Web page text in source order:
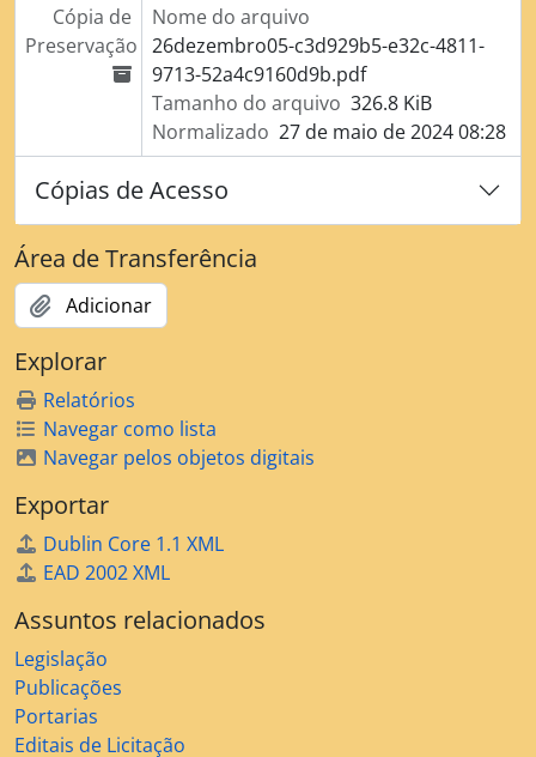
Cópia de
Preservação
Nome do arquivo
26dezembro05-c3d929b5-e32c-4811-
9713-52a4c9160d9b.pdf
Tamanho do arquivo 326.8 KiB
Normalizado 27 de maio de 2024 08:28
Cópias de Acesso
Área de Transferência
Adicionar
Explorar
Relatórios
Navegar como lista
Navegar pelos objetos digitais
Exportar
Dublin Core 1.1 XML
EAD 2002 XML
Assuntos relacionados
Legislação
Publicações
Portarias
Editais de Licitação